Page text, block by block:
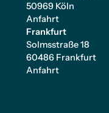
50969 Köln
Anfahrt
Frankfurt
Solmsstraße 18
60486 Frankfurt
Anfahrt